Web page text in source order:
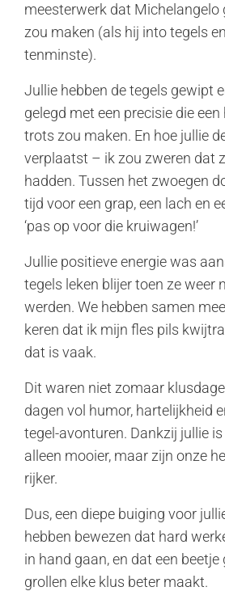
meesterwerk dat Michelangelo
zou maken (als hij into tegels
tenminste).
Jullie hebben de tegels gewipt
gelegd met een precisie die
trots zou maken. En hoe jullie
verplaatst – ik zou zweren dat
hadden. Tussen het zwoegen
tijd voor een grap, een lach en
‘pas op voor die kruiwagen!’
Jullie positieve energie was
tegels leken blijer toen ze weer
werden. We hebben samen
keren dat ik mijn fles pils
dat is vaak.
Dit waren niet zomaar
dagen vol humor, hartelijkheid
tegel-avonturen. Dankzij jullie
alleen mooier, maar zijn onze
rijker.
Dus, een diepe buiging voor
hebben bewezen dat hard
in hand gaan, en dat een beetje
grollen elke klus beter maakt.